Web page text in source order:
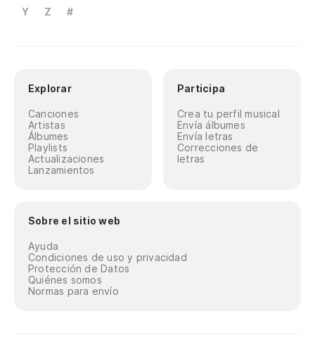
Y
Z #
Explorar
Canciones
Artistas
Álbumes
Playlists
Actualizaciones
Lanzamientos
Participa
Crea tu perfil musical
Envía álbumes
Envía letras
Correcciones de
letras
Sobre el sitio web
Ayuda
Condiciones de uso y privacidad
Protección de Datos
Quiénes somos
Normas para envío